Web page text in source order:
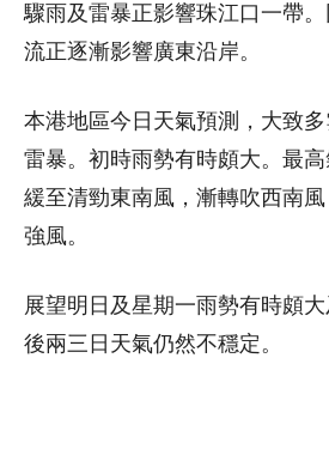
驟雨及雷暴正影響珠江口一帶
流正逐漸影響廣東沿岸。
本港地區今日天氣預測，大致
雷暴。初時雨勢有時頗大。最
緩至清勁東南風，漸轉吹西南
強風。
展望明日及星期一雨勢有時頗
後兩三日天氣仍然不穩定。